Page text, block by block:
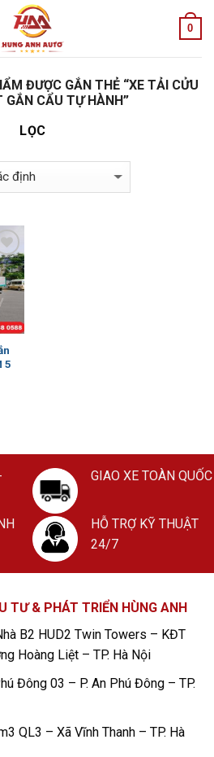
0
ĐƯỢC GẮN THẺ “XE TẢI CỬU
GẮN CẨU TỰ HÀNH”
LỌC
to
5
GIAO XE TOÀN QUỐC
HỖ TRỢ KỸ THUẬT
24/7
TƯ & PHÁT TRIỂN HÙNG ANH
B2 HUD2 Twin Towers – KĐT
Hoàng Liệt – TP. Hà Nội
Đông 03 – P. An Phú Đông – TP.
QL3 – Xã Vĩnh Thanh – TP. Hà